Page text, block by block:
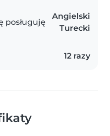
posługuję
Angielski
Turecki
12 razy